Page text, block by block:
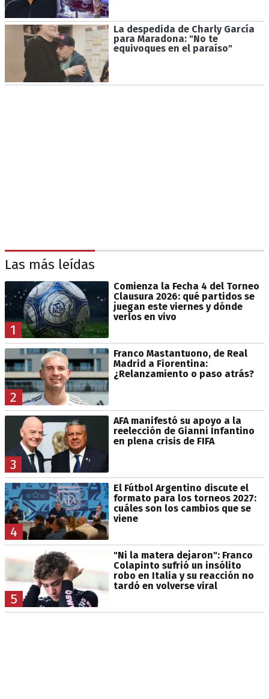
La despedida de Charly García
para Maradona: "No te
equivoques en el paraíso"
Las más leídas
1
Comienza la Fecha 4 del Torneo
Clausura 2026: qué partidos se
juegan este viernes y dónde
verlos en vivo
2
Franco Mastantuono, de Real
Madrid a Fiorentina:
¿Relanzamiento o paso atrás?
3
AFA manifestó su apoyo a la
reelección de Gianni Infantino
en plena crisis de FIFA
4
El Fútbol Argentino discute el
formato para los torneos 2027:
cuáles son los cambios que se
viene
5
"Ni la matera dejaron": Franco
Colapinto sufrió un insólito
robo en Italia y su reacción no
tardó en volverse viral